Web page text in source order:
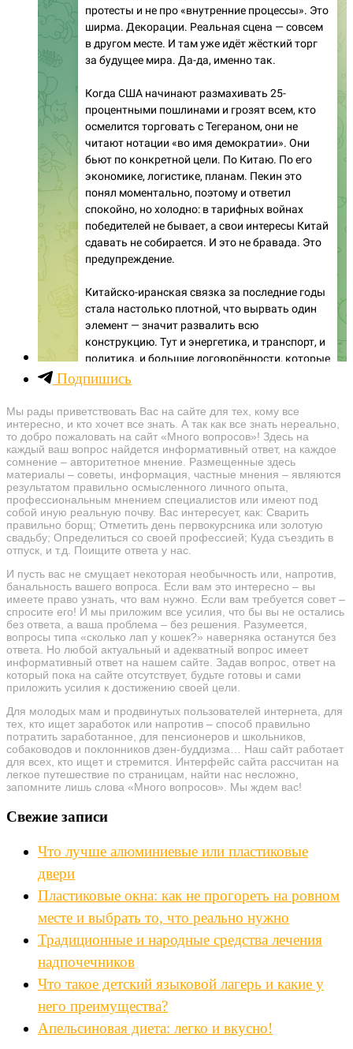
Подпишись
Мы рады приветствовать Вас на сайте для тех, кому все
интересно, и кто хочет все знать. А так как все знать нереально,
то добро пожаловать на сайт «Много вопросов»! Здесь на
каждый ваш вопрос найдется информативный ответ, на каждое
сомнение – авторитетное мнение. Размещенные здесь
материалы – советы, информация, частные мнения – являются
результатом правильно осмысленного личного опыта,
профессиональным мнением специалистов или имеют под
собой иную реальную почву. Вас интересует, как: Сварить
правильно борщ; Отметить день первокурсника или золотую
свадьбу; Определиться со своей профессией; Куда съездить в
отпуск, и т.д. Поищите ответа у нас.
И пусть вас не смущает некоторая необычность или, напротив,
банальность вашего вопроса. Если вам это интересно – вы
имеете право узнать, что вам нужно. Если вам требуется совет –
спросите его! И мы приложим все усилия, что бы вы не остались
без ответа, а ваша проблема – без решения. Разумеется,
вопросы типа «сколько лап у кошек?» наверняка останутся без
ответа. Но любой актуальный и адекватный вопрос имеет
информативный ответ на нашем сайте. Задав вопрос, ответ на
который пока на сайте отсутствует, будьте готовы и сами
приложить усилия к достижению своей цели.
Для молодых мам и продвинутых пользователей интернета, для
тех, кто ищет заработок или напротив – способ правильно
потратить заработанное, для пенсионеров и школьников,
собаководов и поклонников дзен-буддизма… Наш сайт работает
для всех, кто ищет и стремится. Интерфейс сайта рассчитан на
легкое путешествие по страницам, найти нас несложно,
запомните лишь слова «Много вопросов». Мы ждем вас!
Свежие записи
Что лучше алюминиевые или пластиковые
двери
Пластиковые окна: как не прогореть на ровном
месте и выбрать то, что реально нужно
Традиционные и народные средства лечения
надпочечников
Что такое детский языковой лагерь и какие у
него преимущества?
Апельсиновая диета: легко и вкусно!